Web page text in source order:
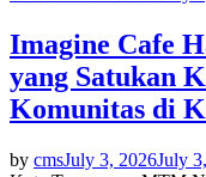
Imagine Cafe
yang Satukan
Komunitas di
by cmsJuly 3, 2026July